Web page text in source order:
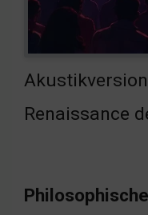
Renaissance